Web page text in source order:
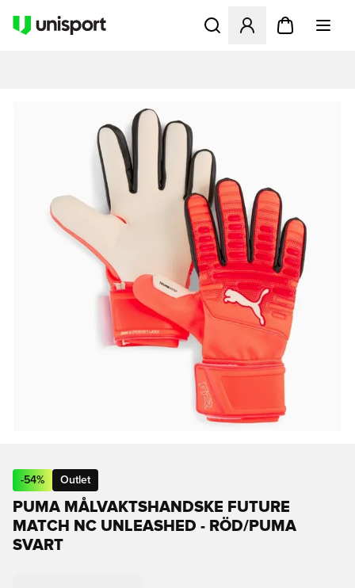
Öppnar en Modal för att
-54% Outlet
PUMA MÅLVAKTSHANDSKE FUTURE
MATCH NC UNLEASHED - RÖD/PUMA
SVART